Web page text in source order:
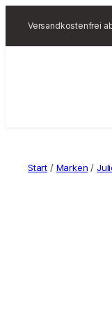
Versandkostenfrei
Start / Marken /